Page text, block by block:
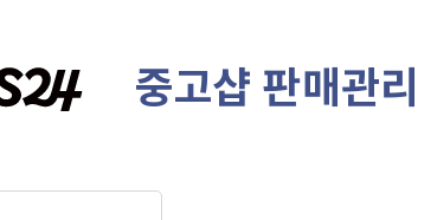
중고샵 판매관리